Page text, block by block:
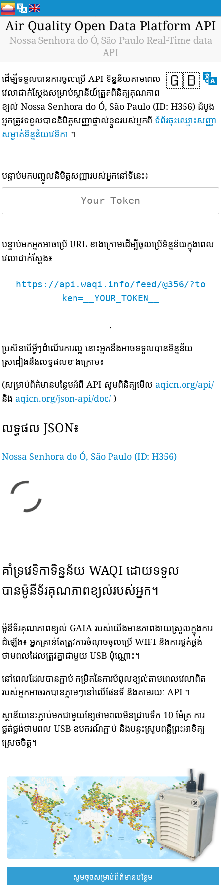
Air Quality Open Data Platform API
Nossa Senhora do Ó, São Paulo Real-Time data
API
🇬🇧
ដើម្បីទទួលបានការចូលប្រើ API ទិន្នន័យតាមពេល
វេលាជាក់ស្តែងសម្រាប់ស្ថានីយ៍ត្រួតពិនិត្យគុណភាព
ខ្យល់ Nossa Senhora do Ó, São Paulo (ID: H356) ដំបូង
អ្នកត្រូវទទួលបាននិមិត្តសញ្ញាផ្ទាល់ខ្លួនរបស់អ្នកពី ទំព័រចុះឈ្មោះសញ្ញា
សម្ងាត់ទិន្នន័យវេទិកា ។
បន្ទាប់មកបញ្ចូលនិមិត្តសញ្ញារបស់អ្នកនៅទីនេះ៖
បន្ទាប់មកអ្នកអាចប្រើ URL ខាងក្រោមដើម្បីចូលប្រើទិន្នន័យក្នុងពេល
វេលាជាក់ស្តែង៖
https://api.waqi.info/feed/@356/?to
ken=__YOUR_TOKEN__
.
ប្រសិនបើអ្វីៗដំណើរការល្អ នោះអ្នកនឹងអាចទទួលបានទិន្នន័យ
ស្រដៀងនឹងលទ្ធផលខាងក្រោម៖
(សម្រាប់ព័ត៌មានបន្ថែមអំពី API សូមពិនិត្យមើល aqicn.org/api/
និង aqicn.org/json-api/doc/ )
លទ្ធផល JSON៖
Nossa Senhora do Ó, São Paulo (ID: H356)
គាំទ្រវេទិកាទិន្នន័យ WAQI ដោយទទួល
បានម៉ូនីទ័រគុណភាពខ្យល់របស់អ្នក។
ម៉ូនីទ័រគុណភាពខ្យល់ GAIA របស់យើងមានភាពងាយស្រួលក្នុងការ
ដំឡើង៖ អ្នកគ្រាន់តែត្រូវការចំណុចចូលប្រើ WIFI និងការផ្គត់ផ្គង់
ថាមពលដែលត្រូវគ្នាជាមួយ USB ប៉ុណ្ណោះ។
នៅពេលដែលបានភ្ជាប់ កម្រិតនៃការបំពុលខ្យល់តាមពេលវេលាពិត
របស់អ្នកអាចរកបានភ្លាមៗនៅលើផែនទី និងតាមរយៈ API ។
ស្ថានីយនេះភ្ជាប់មកជាមួយខ្សែថាមពលមិនជ្រាបទឹក 10 ម៉ែត្រ ការ
ផ្គត់ផ្គង់ថាមពល USB ឧបករណ៍ភ្ជាប់ និងបន្ទះស្រូបពន្លឺព្រះអាទិត្យ
ស្រេចចិត្ត។
សូមចុចសម្រាប់ព័ត៌មានបន្ថែម